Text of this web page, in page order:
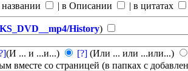
названии | в Описании | в цитатах
History)
(И ... и ...и...) [?] (Или ... или ...или...)
вместе со страницей (в папках с